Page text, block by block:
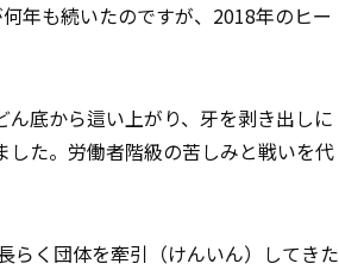
年も続いたのですが、2018年のヒー
底から這い上がり、牙を剥き出しに
た。労働者階級の苦しみと戦いを代
らく団体を牽引（けんいん）してきた